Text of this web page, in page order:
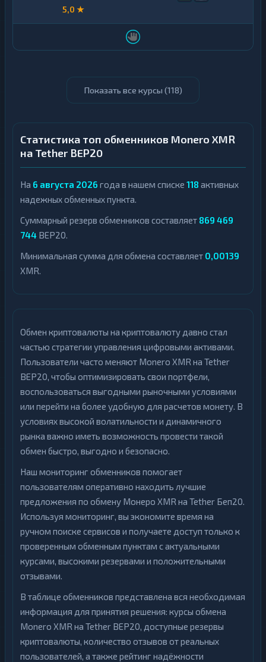
5,0 ★
Показать все курсы (118)
Статистика топ обменников Monero XMR
на Tether BEP20
На 6 августа 2026 года в нашем списке 118 активных
надежных обменных пункта.
Суммарный резерв обменников составляет 869 469
744 BEP20.
Минимальная сумма для обмена составляет 0,00139
XMR.
Обмен криптовалюты на криптовалюту давно стал
частью стратегии управления цифровыми активами.
Пользователи часто меняют Monero XMR на Tether
BEP20, чтобы оптимизировать свои портфели,
воспользоваться выгодными рыночными условиями
или перейти на более удобную для расчетов монету. В
условиях высокой волатильности и динамичного
рынка важно иметь возможность провести такой
обмен быстро, выгодно и безопасно.
Наш мониторинг обменников помогает
пользователям оперативно находить лучшие
предложения по обмену Монеро XMR на Tether Беп20.
Используя мониторинг, вы экономите время на
ручном поиске сервисов и получаете доступ только к
проверенным обменным пунктам с актуальными
курсами, высокими резервами и положительными
отзывами.
В таблице обменников представлена вся необходимая
информация для принятия решения: курсы обмена
Monero XMR на Tether BEP20, доступные резервы
криптовалюты, количество отзывов от реальных
пользователей, а также рейтинг надёжности